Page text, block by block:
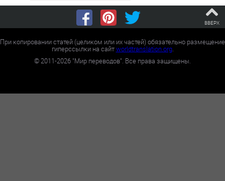
ВВЕРХ
При копировании статей (целиком или их частей) обязательно размещение
гиперссылки на сайтworldtranslation.org.
©2011-2026 "Мир переводов". Все права защищены.